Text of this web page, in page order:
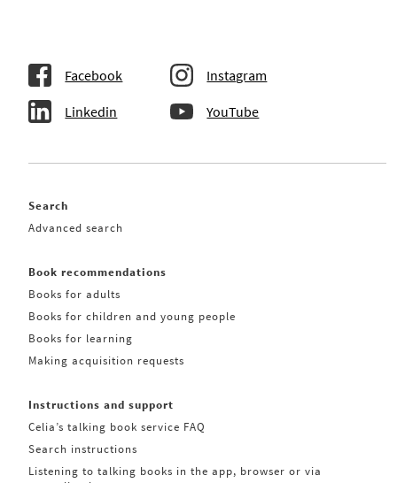
Facebook Instagram
Linkedin YouTube
Search
Advanced search
Book recommendations
Books for adults
Books for children and young people
Books for learning
Making acquisition requests
Instructions and support
Celia’s talking book service FAQ
Search instructions
Listening to talking books in the app, browser or via